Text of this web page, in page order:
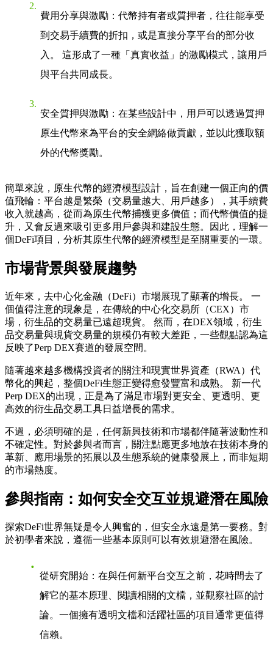
費用分享與激勵 ：代幣持有者或質押者，往往能享受
到交易手續費的折扣，或是直接分享平台的部分收
入。 這形成了一種「真實收益」的激勵模式，讓用戶
與平台共同成長。
安全質押與激勵 ：在某些設計中，用戶可以透過質押
原生代幣來為平台的安全網絡做貢獻，並以此獲取額
外的代幣獎勵。
簡單來說，原生代幣的經濟模型設計，旨在創建一個正向的價
值飛輪：平台越是繁榮（交易量越大、用戶越多），其手續費
收入就越高，從而為原生代幣捕獲更多價值；而代幣價值的提
升，又會反過來吸引更多用戶參與和建設生態。因此，理解一
個DeFi項目，分析其原生代幣的經濟模型是至關重要的一環。
市場背景與發展趨勢
近年來，去中心化金融（DeFi）市場展現了顯著的增長。 一
個值得注意的現象是，在傳統的中心化交易所（CEX）市
場，衍生品的交易量已遠超現貨。 然而，在DEX領域，衍生
品交易量與現貨交易量的規模仍有較大差距，一些觀點認為這
反映了Perp DEX賽道的發展空間。
隨著越來越多機構投資者的關注和現實世界資產（RWA）代
幣化的興起，整個DeFi生態正變得愈發豐富和成熟。 新一代
Perp DEX的出現，正是為了滿足市場對更安全、更透明、更
高效的衍生品交易工具日益增長的需求。
不過，必須明確的是，任何新興技術和市場都伴隨著波動性和
不確定性。對於參與者而言，關注點應更多地放在技術本身的
革新、應用場景的拓展以及生態系統的健康發展上，而非短期
的市場熱度。
參與指南：如何安全交互並規避潛在風險
探索DeFi世界無疑是令人興奮的，但安全永遠是第一要務。對
於初學者來說，遵循一些基本原則可以有效規避潛在風險。
從研究開始 ：在與任何新平台交互之前，花時間去了
解它的基本原理、閱讀相關的文檔，並觀察社區的討
論。一個擁有透明文檔和活躍社區的項目通常更值得
信賴。